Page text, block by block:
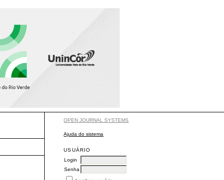
OPEN JOURNAL SYSTEMS
Ajuda do sistema
USUÁRIO
Login
Senha